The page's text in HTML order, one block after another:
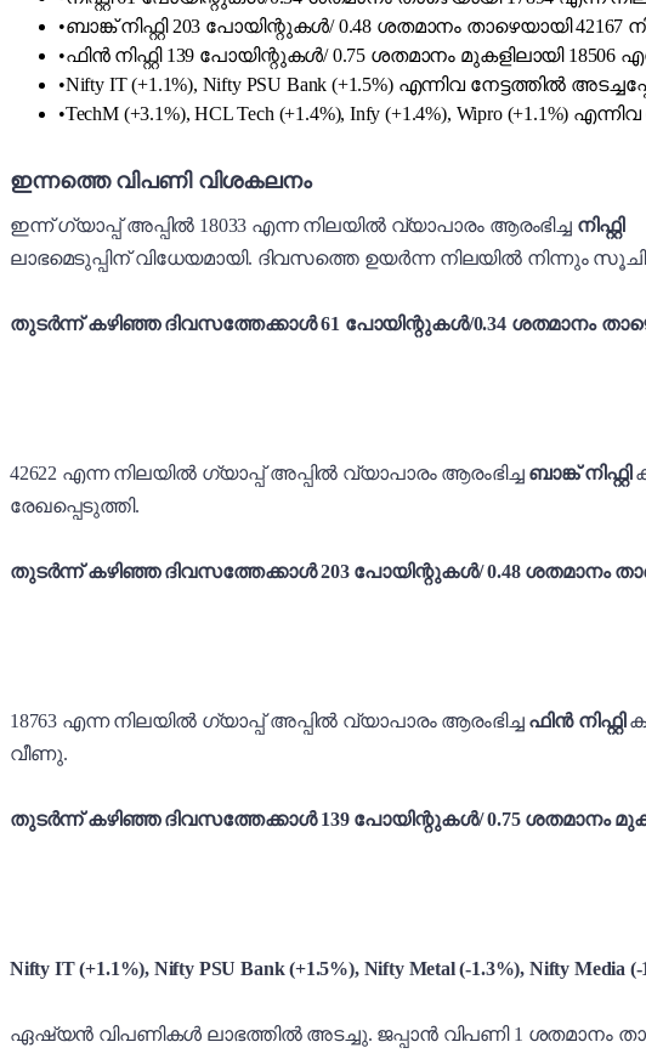
•ബാങ്ക് നിഫ്റ്റി 203 പോയിന്റുകൾ/ 0.48 ശതമാനം താഴെയായി
•ഫിൻ നിഫ്റ്റി 139 പോയിന്റുകൾ/ 0.75 ശതമാനം മുകളിലായി
•Nifty IT (+1.1%), Nifty PSU Bank (+1.5%) എന്നിവ നേട്ടത്തിൽ
•TechM (+3.1%), HCL Tech (+1.4%), Infy (+1.4%), Wipro (+1.1%)
ഇന്നത്തെ വിപണി വിശകലനം
ഇന്ന് ഗ്യാപ്പ് അപ്പിൽ 18033 എന്ന നിലയിൽ വ്യാപാരം ആരംഭിച്ച നിഫ്റ്റി
ലാഭമെടുപ്പിന് വിധേയമായി. ദിവസത്തെ ഉയർന്ന നിലയിൽ നിന്നും
തുടർന്ന് കഴിഞ്ഞ ദിവസത്തേക്കാൾ 61 പോയിന്റുകൾ/0.34 ശതമാനം
42622 എന്ന നിലയിൽ ഗ്യാപ്പ് അപ്പിൽ വ്യാപാരം ആരംഭിച്ച ബാങ്ക് നിഫ്റ്റി
രേഖപ്പെടുത്തി.
തുടർന്ന് കഴിഞ്ഞ ദിവസത്തേക്കാൾ 203 പോയിന്റുകൾ/ 0.48 ശതമാനം
18763 എന്ന നിലയിൽ ഗ്യാപ്പ് അപ്പിൽ വ്യാപാരം ആരംഭിച്ച ഫിൻ നിഫ്റ്റി
വീണു.
തുടർന്ന് കഴിഞ്ഞ ദിവസത്തേക്കാൾ 139 പോയിന്റുകൾ/ 0.75 ശതമാനം
Nifty IT (+1.1%), Nifty PSU Bank (+1.5%), Nifty Metal (-1.3%), Nifty Media (-
ഏഷ്യൻ വിപണികൾ ലാഭത്തിൽ അടച്ചു. ജപ്പാൻ വിപണി 1 ശതമാനം